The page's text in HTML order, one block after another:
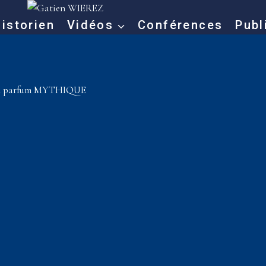
Vidéos Conférences